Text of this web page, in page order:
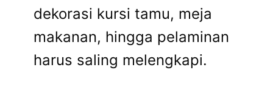
dekorasi kursi tamu, meja
makanan, hingga pelaminan
harus saling melengkapi.